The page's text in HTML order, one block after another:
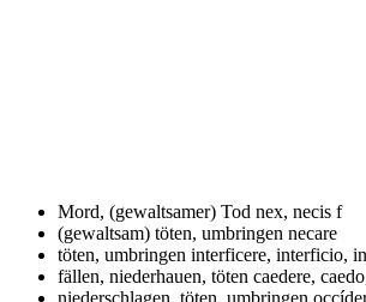
Mord, (gewaltsamer) Tod nex, necis f
(gewaltsam) töten, umbringen necare
töten, umbringen interficere, interficio,
fällen, niederhauen, töten caedere,
niederschlagen, töten, umbringen